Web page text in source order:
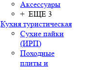
Аксессуары
+ ЕЩЕ 3
Кухня туристическая
Сухие пайки
(ИРП)
Походные
плиты и